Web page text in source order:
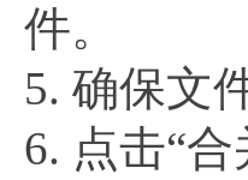
件。
5. 确保文
6. 点击“